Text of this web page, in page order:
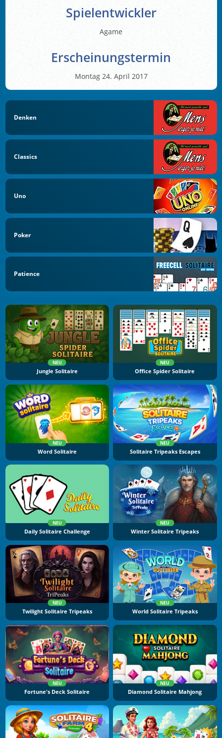
Spielentwickler
Agame
Erscheinungstermin
Montag 24. April 2017
Denken
Classics
Uno
Poker
Patience
NEU
Jungle Solitaire
NEU
Office Spider Solitaire
NEU
Word Solitaire
NEU
Solitaire Tripeaks Escapes
NEU
Daily Solitaire Challenge
NEU
Winter Solitaire Tripeaks
NEU
Twilight Solitaire Tripeaks
NEU
World Solitaire Tripeaks
NEU
Fortune's Deck Solitaire
NEU
Diamond Solitaire Mahjong